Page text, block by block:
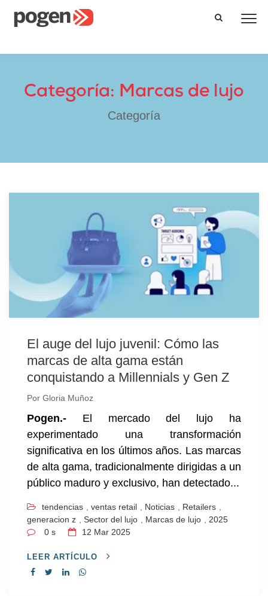
Categoría: Marcas de lujo
Categoría
El auge del lujo juvenil: Cómo las
marcas de alta gama están
conquistando a Millennials y Gen Z
Por Gloria Muñoz
Pogen.-
El mercado del lujo ha
experimentado una transformación
significativa en los últimos años. Las marcas
de alta gama, tradicionalmente dirigidas a un
público maduro y exclusivo, han detectado...
tendencias ventas retail Noticias Retailers
generacion z
Sector del lujo Marcas de lujo
2025
0 s
12 Mar 2025
LEER ARTÍCULO